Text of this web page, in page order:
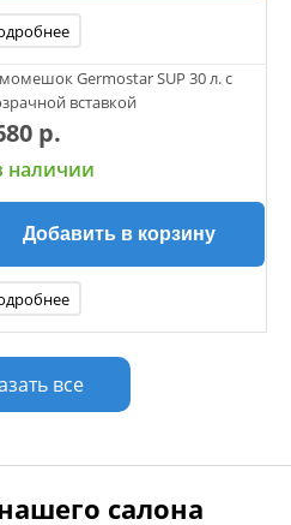
Germostar SUP 30 л. c
вставкой
р.
наличии
Добавить в корзину
все
салона